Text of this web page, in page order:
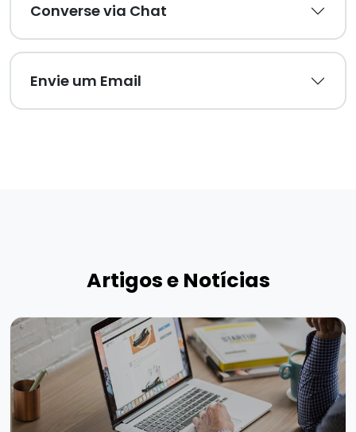
Converse via Chat
Envie um Email
Artigos e Notícias